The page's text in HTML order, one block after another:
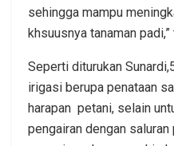
sehingga mampu
khsuusnya tanaman padi,”
Seperti diturukan
irigasi berupa penataan
harapan petani, selain
pengairan dengan